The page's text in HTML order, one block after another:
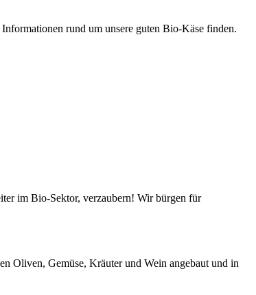
rund um unsere guten Bio-Käse finden.
im Bio-Sektor, verzaubern! Wir bürgen für
Oliven, Gemüse, Kräuter und Wein angebaut und in